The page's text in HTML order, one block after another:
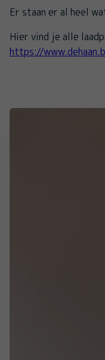
Er staan er al heel
Hier vind je alle
https://